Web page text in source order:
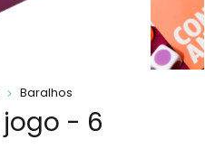
Baralhos
- 6